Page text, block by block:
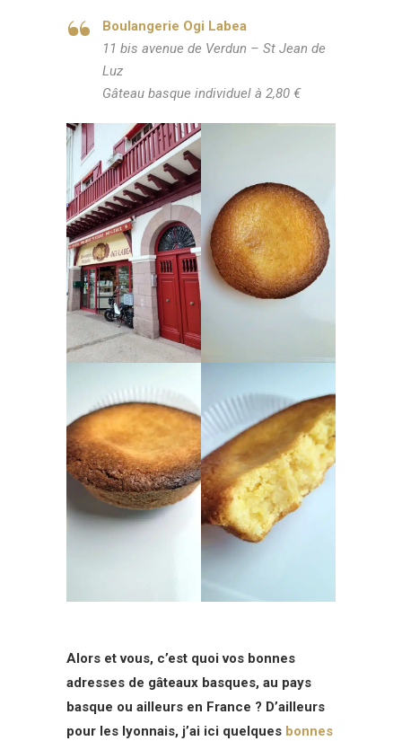
Boulangerie Ogi Labea
11 bis avenue de Verdun – St Jean de
Luz
Gâteau basque individuel à 2,80 €
Alors et vous, c’est quoi vos bonnes
adresses de gâteaux basques, au pays
basque ou ailleurs en France ? D’ailleurs
pour les lyonnais, j’ai ici quelques bonnes